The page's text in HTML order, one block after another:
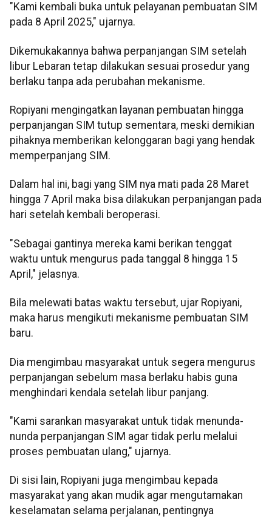
"Kami kembali buka untuk pelayanan pembuatan SIM
pada 8 April 2025," ujarnya.
Dikemukakannya bahwa perpanjangan SIM setelah
libur Lebaran tetap dilakukan sesuai prosedur yang
berlaku tanpa ada perubahan mekanisme.
Ropiyani mengingatkan layanan pembuatan hingga
perpanjangan SIM tutup sementara, meski demikian
pihaknya memberikan kelonggaran bagi yang hendak
memperpanjang SIM.
Dalam hal ini, bagi yang SIM nya mati pada 28 Maret
hingga 7 April maka bisa dilakukan perpanjangan pada
hari setelah kembali beroperasi.
"Sebagai gantinya mereka kami berikan tenggat
waktu untuk mengurus pada tanggal 8 hingga 15
April," jelasnya.
Bila melewati batas waktu tersebut, ujar Ropiyani,
maka harus mengikuti mekanisme pembuatan SIM
baru.
Dia mengimbau masyarakat untuk segera mengurus
perpanjangan sebelum masa berlaku habis guna
menghindari kendala setelah libur panjang.
"Kami sarankan masyarakat untuk tidak menunda-
nunda perpanjangan SIM agar tidak perlu melalui
proses pembuatan ulang," ujarnya.
Di sisi lain, Ropiyani juga mengimbau kepada
masyarakat yang akan mudik agar mengutamakan
keselamatan selama perjalanan, pentingnya